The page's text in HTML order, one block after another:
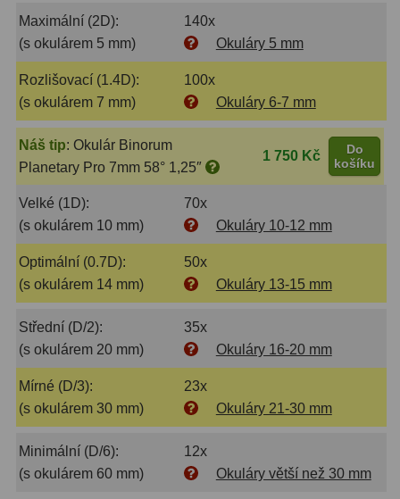
Filtrová kola a rámy
Rovnače a reduktory
Zaostření11
ADC, Tilting14
Komponenty78
Helical výtahy 11
Adaptéry k okulárovým
výtahům8
Primární zrcadla9
Sekundární zrcadla
Maximální (2D):
140x
(s okulárem 5 mm)
Okuláry 5 mm
Rozlišovací (1.4D):
100x
(s okulárem 7 mm)
Okuláry 6-7 mm
Náš tip: Okulár Binorum
Planetary Pro 7mm 58° 1,25″
1 750 Kč
Do
košíku
Velké (1D):
70x
(s okulárem 10 mm)
Okuláry 10-12 mm
Optimální (0.7D):
50x
(s okulárem 14 mm)
Okuláry 13-15 mm
Střední (D/2):
35x
(s okulárem 20 mm)
Okuláry 16-20 mm
Mírné (D/3):
23x
(s okulárem 30 mm)
Okuláry 21-30 mm
Minimální (D/6):
12x
(s okulárem 60 mm)
Okuláry větší než 30 mm